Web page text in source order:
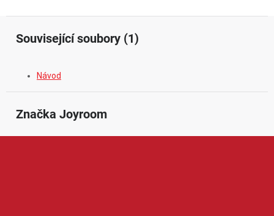
Související soubory (1)
Návod
Značka Joyroom